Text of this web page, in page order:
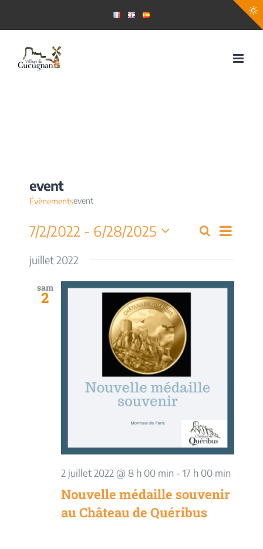
au
contenu
event
Évènementsevent
et
Recherche
vues
Liste
7/2/2022 - 6/28/2025
une
juillet 2022
sam
2
2 juillet 2022 @ 8 h 00 min- 17 h 00 min
Nouvelle médaille souvenir
au Château de Quéribus